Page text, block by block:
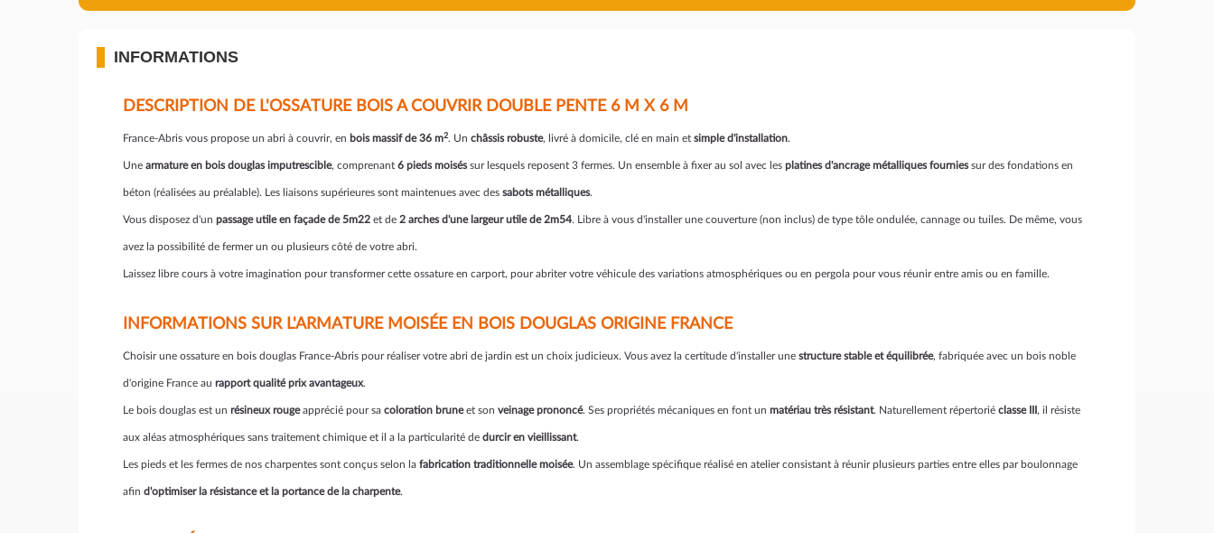
INFORMATIONS
DESCRIPTION DE L'OSSATURE BOIS A COUVRIR DOUBLE PENTE 6 M X 6 M
France-Abris vous propose un abri à couvrir, en bois massif de 36 m2. Un châssis robuste, livré à domicile, clé en main et simple d'installation.
Une armature en bois douglas imputrescible, comprenant 6 pieds moiséssur lesquels reposent 3 fermes. Un ensemble à fixer au sol avec les platines d'ancrage métalliques fourniessur des fondations en
béton (réalisées au préalable). Les liaisons supérieures sont maintenues avec des sabots métalliques.
Vous disposez d'un passage utile en façade de 5m22 et de 2 arches d'une largeur utile de 2m54. Libre à vous d'installer une couverture (non inclus) de type tôle ondulée, cannage ou tuiles. De même, vous
avez la possibilité de fermer un ou plusieurs côté de votre abri.
Laissez libre cours à votre imagination pour transformer cette ossature en carport, pour abriter votre véhicule des variations atmosphériques ou en pergola pour vous réunir entre amis ou en famille.
INFORMATIONS SUR L'ARMATURE MOISÉE EN BOIS DOUGLAS ORIGINE FRANCE
Choisir une ossature en bois douglas France-Abris pour réaliser votre abri de jardin est un choix judicieux. Vous avez la certitude d'installer une structure stable et équilibrée, fabriquée avec un bois noble
d'origine France au rapport qualité prix avantageux.
Le bois douglas est un résineux rougeapprécié pour sa coloration bruneet son veinage prononcé. Ses propriétés mécaniques en font un matériau très résistant. Naturellement répertorié classe III , il résiste
aux aléas atmosphériques sans traitement chimique et il a la particularité de durcir en vieillissant.
Les pieds et les fermes de nos charpentes sont conçus selon la fabrication traditionnelle moisée. Un assemblage spécifique réalisé en atelier consistant à réunir plusieurs parties entre elles par boulonnage
afin d'optimiser la résistance et la portance de la charpente.